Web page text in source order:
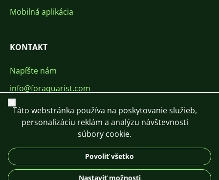
Mobilná aplikácia
KONTAKT
Napíšte nám
info@foraquarist.com
+420 603 449 602
DE
Zavrieť
Táto webstránka používa na poskytovanie služieb,
personalizáciu reklám a analýzu návštevnosti
súbory cookie.
Povoliť všetko
Nastaviť možnosti